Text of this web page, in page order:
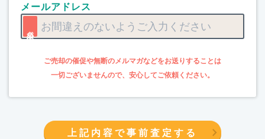
メールアドレス
上記内容で事前査定する